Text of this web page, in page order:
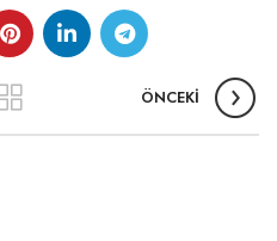
ÖNCEKI